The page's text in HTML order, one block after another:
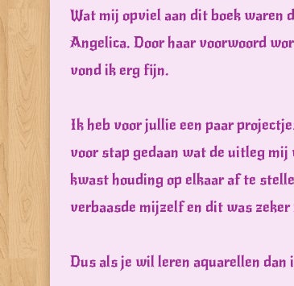
Wat mij opviel aan dit boek waren
Angelica. Door haar voorwoord
vond ik erg fijn.
Ik heb voor jullie een paar
voor stap gedaan wat de uitleg mij
kwast houding op elkaar af te
verbaasde mijzelf en dit was
Dus als je wil leren aquarellen